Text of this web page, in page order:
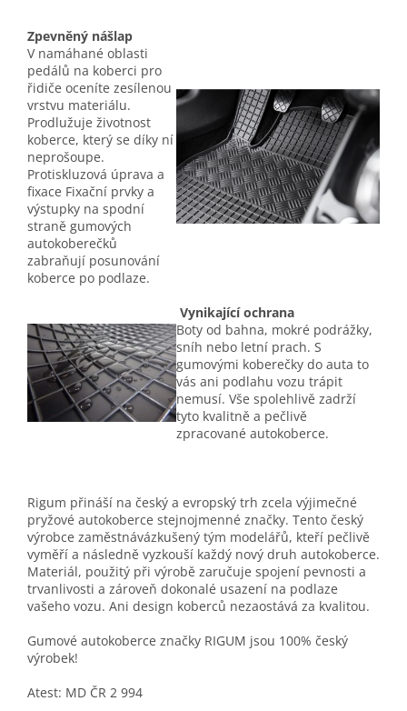
Zpevněný nášlap
V namáhané oblasti
pedálů na koberci pro
řidiče oceníte zesílenou
vrstvu materiálu.
Prodlužuje životnost
koberce, který se díky ní
neprošoupe.
Protiskluzová úprava a
fixace Fixační prvky a
výstupky na spodní
straně gumových
autokoberečků
zabraňují posunování
koberce po podlaze.
Vynikající ochrana
Boty od bahna, mokré podrážky,
sníh nebo letní prach. S
gumovými koberečky do auta to
vás ani podlahu vozu trápit
nemusí. Vše spolehlivě zadrží
tyto kvalitně a pečlivě
zpracované autokoberce.
Rigum přináší na český a evropský trh zcela výjimečné
pryžové autokoberce stejnojmenné značky. Tento český
výrobce zaměstnávázkušený tým modelářů, kteří pečlivě
vyměří a následně vyzkouší každý nový druh autokoberce.
Materiál, použitý při výrobě zaručuje spojení pevnosti a
trvanlivosti a zároveň dokonalé usazení na podlaze
vašeho vozu. Ani design koberců nezaostává za kvalitou.
Gumové autokoberce značky RIGUM jsou 100% český
výrobek!
Atest: MD ČR 2 994